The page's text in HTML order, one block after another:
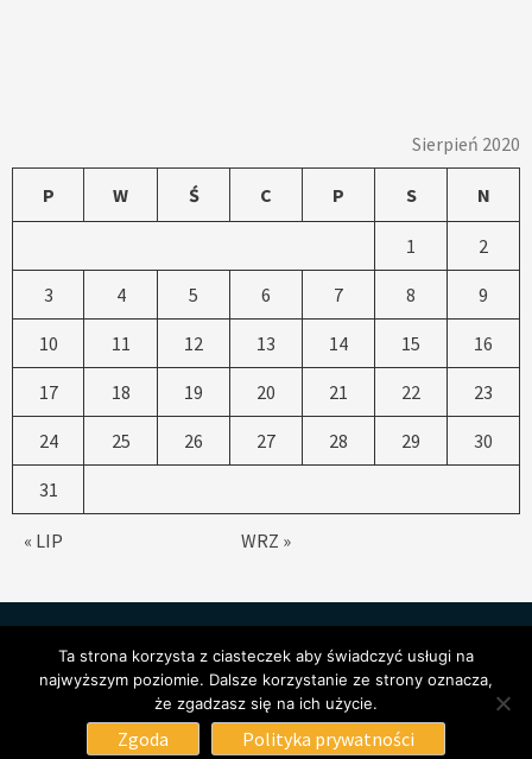
Sierpień 2020
P W Ś C P S N
« LIP WRZ »
1 2
3 4 5 6 7 8 9
10 11 12 13 14 15 16
17 18 19 20 21 22 23
24 25 26 27 28 29 30
31
Copyright © All rights Św. Katarzyna Zgierz
by
AF themes.
Ta strona korzysta z ciasteczek aby świadczyć usługi na
najwyższym poziomie. Dalsze korzystanie ze strony oznacza,
że zgadzasz się na ich użycie.
Zgoda Polityka prywatności